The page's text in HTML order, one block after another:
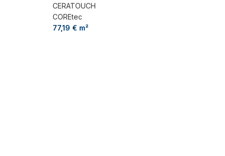
CERATOUCH
COREtec
77,19 € m²